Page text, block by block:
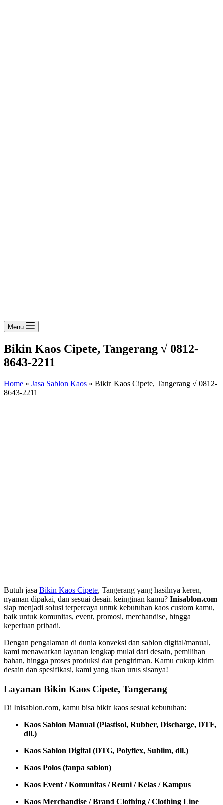
Menu
Bikin Kaos Cipete, Tangerang √ 0812-
8643-2211
Home » Jasa Sablon Kaos » Bikin Kaos Cipete, Tangerang √ 0812-
8643-2211
Butuh jasa Bikin Kaos Cipete, Tangerang yang hasilnya keren,
nyaman dipakai, dan sesuai desain keinginan kamu? Inisablon.com
siap menjadi solusi terpercaya untuk kebutuhan kaos custom kamu,
baik untuk komunitas, event, promosi, merchandise, hingga
keperluan pribadi.
Dengan pengalaman di dunia konveksi dan sablon digital/manual,
kami menawarkan layanan lengkap mulai dari desain, pemilihan
bahan, hingga proses produksi dan pengiriman. Kamu cukup kirim
desain dan spesifikasi, kami yang akan urus sisanya!
Layanan Bikin Kaos Cipete, Tangerang
Di Inisablon.com, kamu bisa bikin kaos sesuai kebutuhan:
Kaos Sablon Manual (Plastisol, Rubber, Discharge, DTF,
dll.)
Kaos Sablon Digital (DTG, Polyflex, Sublim, dll.)
Kaos Polos (tanpa sablon)
Kaos Event / Komunitas / Reuni / Kelas / Kampus
Kaos Merchandise / Brand Clothing / Clothing Line